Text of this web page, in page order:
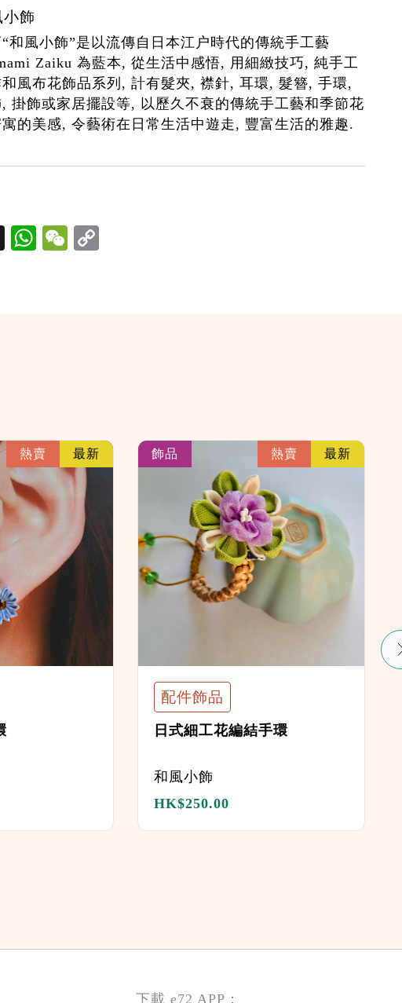
小飾
和風小飾”是以流傳自日本江户時代的傳統手工藝
Zaiku 為藍本, 從生活中感悟, 用細緻技巧, 純手工
和風布花飾品系列, 計有髮夾, 襟針, 耳環, 髮簪, 手環,
掛飾或家居擺設等, 以歷久不衰的傳統手工藝和季節花
的美感, 令藝術在日常生活中遊走, 豐富生活的雅趣.
X WhatsApp
WeChat
熱賣 最新 飾品 熱賣 最新
配件飾品
日式細工花編結手環
和風小飾
HK$250.00
link link
下載 e72 APP：